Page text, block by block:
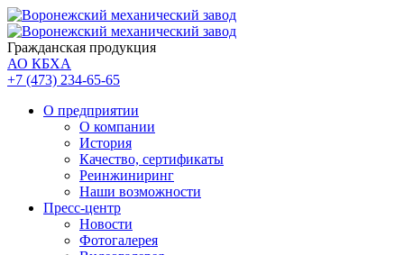
Гражданская продукция
АО КБХА
+7 (473) 234-65-65
О предприятии
О компании
История
Качество, сертификаты
Реинжиниринг
Наши возможности
Пресс-центр
Новости
Фотогалерея